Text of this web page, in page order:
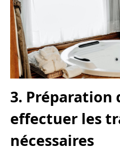
3. Préparation
effectuer les
nécessaires